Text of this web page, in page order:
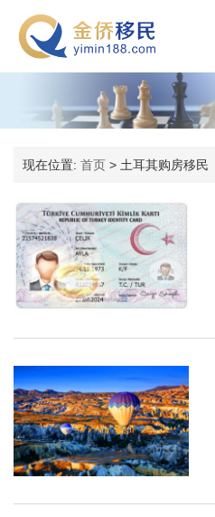
现在位置: 首页 > 土耳其购房移民